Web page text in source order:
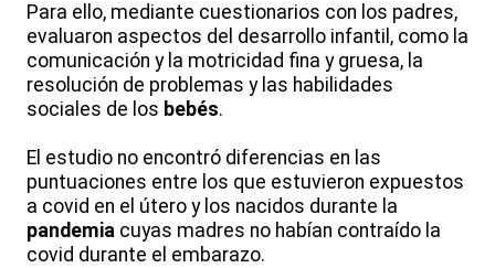
Para ello, mediante cuestionarios con los padres,
evaluaron aspectos del desarrollo infantil, como la
comunicación y la motricidad fina y gruesa, la
resolución de problemas y las habilidades
sociales de los bebés.
El estudio no encontró diferencias en las
puntuaciones entre los que estuvieron expuestos
a covid en el útero y los nacidos durante la
pandemia cuyas madres no habían contraído la
covid durante el embarazo.